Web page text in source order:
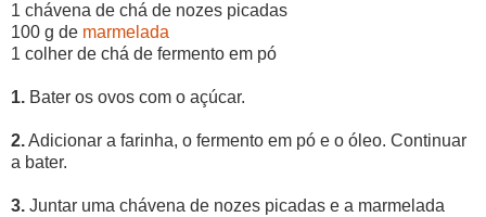
1 chávena de chá de nozes picadas
100 g de marmelada
1 colher de chá de fermento em pó
1. Bater os ovos com o açúcar.
2.Adicionar a farinha, o fermento em pó e o óleo. Continuar
a bater.
3. Juntar uma chávena de nozes picadas e a marmelada